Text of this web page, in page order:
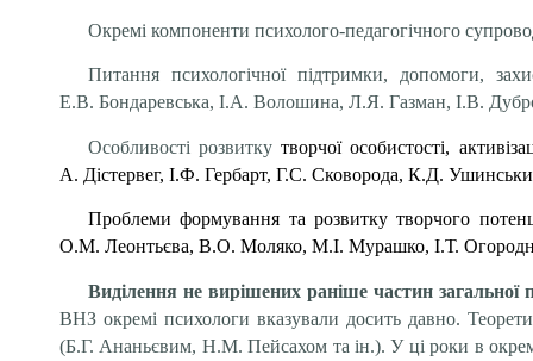
Окремі компоненти психолого-педагогічного
Питання психологічної підтримки, допомоги,
Е.В. Бондаревська, І.А. Волошина, Л.Я. Газман, І.В.
Особливості розвиткутворчої особистості,
А. Дістервег, І.Ф. Гербарт, Г.С. Сковорода, К.Д.
Проблеми формування та розвитку творчого
О.М. Леонтьєва, В.О. Моляко, М.І. Мурашко, І.Т.
Виділення не вирішених раніше частин
ВНЗ окремі психологи вказували досить давно.
(Б.Г. Ананьєвим, Н.М. Пейсахом та ін.). У ці роки в